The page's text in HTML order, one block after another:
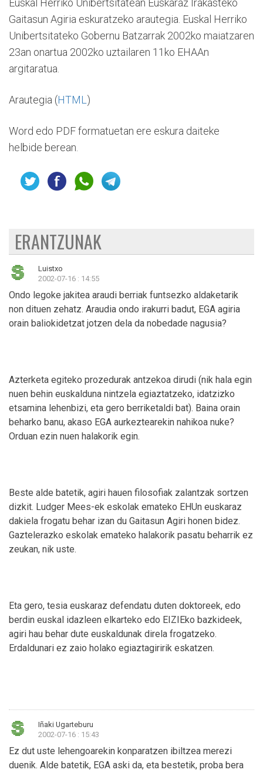
Euskal Herriko Unibertsitatean Euskaraz Irakasteko
Gaitasun Agiria eskuratzeko arautegia. Euskal Herriko
Unibertsitateko Gobernu Batzarrak 2002ko maiatzaren
23an onartua 2002ko uztailaren 11ko EHAAn
argitaratua.
Arautegia (HTML )
Word edo PDF formatuetan ere eskura daiteke
helbide berean.
ERANTZUNAK
Luistxo
2002-07-16 : 14:55
Ondo legoke jakitea araudi berriak funtsezko aldaketarik
non dituen zehatz. Araudia ondo irakurri badut, EGA agiria
orain baliokidetzat jotzen dela da nobedade nagusia?
Azterketa egiteko prozedurak antzekoa dirudi (nik hala egin
nuen behin euskalduna nintzela egiaztatzeko, idatzizko
etsamina lehenbizi, eta gero berriketaldi bat). Baina orain
beharko banu, akaso EGA aurkeztearekin nahikoa nuke?
Orduan ezin nuen halakorik egin.
Beste alde batetik, agiri hauen filosofiak zalantzak sortzen
dizkit. Ludger Mees-ek eskolak emateko EHUn euskaraz
dakiela frogatu behar izan du Gaitasun Agiri honen bidez.
Gaztelerazko eskolak emateko halakorik pasatu beharrik ez
zeukan, nik uste.
Eta gero, tesia euskaraz defendatu duten doktoreek, edo
berdin euskal idazleen elkarteko edo EIZIEko bazkideek,
agiri hau behar dute euskaldunak direla frogatzeko.
Erdaldunari ez zaio holako egiaztagiririk eskatzen.
Iñaki Ugarteburu
2002-07-16 : 15:43
Ez dut uste lehengoarekin konparatzen ibiltzea merezi
duenik. Alde batetik, EGA aski da, eta bestetik, proba bera